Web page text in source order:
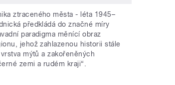
ztraceného města - léta 1945–
předkládá do značné míry
paradigma měnící obraz
jehož zahlazenou historii stále
mýtů a zakořeněných
zemi a rudém kraji“.